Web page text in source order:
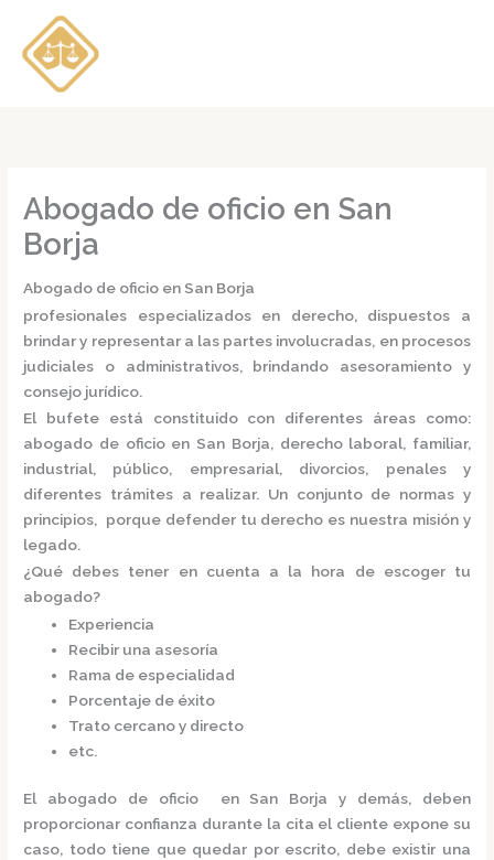
contenido
Abogado de oficio en San
Borja
Abogado de oficio en San Borja
profesionales especializados en derecho, dispuestos a
brindar y representar a las partes involucradas, en procesos
judiciales o administrativos, brindando asesoramiento y
consejo jurídico.
El bufete está constituido con diferentes áreas como:
abogado de oficio en San Borja, derecho laboral, familiar,
industrial, público, empresarial, divorcios, penales y
diferentes trámites a realizar. Un conjunto de normas y
principios, porque defender tu derecho es nuestra misión y
legado.
¿Qué debes tener en cuenta a la hora de escoger tu
abogado?
Experiencia
Recibir una asesoría
Rama de especialidad
Porcentaje de éxito
Trato cercano y directo
etc.
El abogado de oficio en San Borjay demás, deben
proporcionar confianza durante la cita el cliente expone su
caso, todo tiene que quedar por escrito, debe existir una